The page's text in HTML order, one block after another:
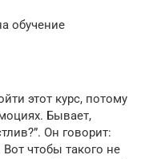
обучение
этот курс, потому
Бывает,
Он говорит:
Вот чтобы такого не